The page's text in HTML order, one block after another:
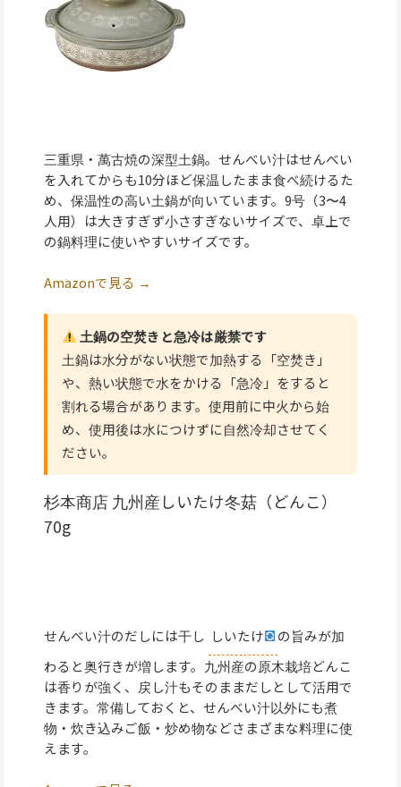
三重県・萬古焼の深型土鍋。せんべい汁はせんべい
を入れてからも10分ほど保温したまま食べ続けるた
め、保温性の高い土鍋が向いています。9号（3〜4
人用）は大きすぎず小さすぎないサイズで、卓上で
の鍋料理に使いやすいサイズです。
Amazonで見る →
土鍋の空焚きと急冷は厳禁です
土鍋は水分がない状態で加熱する「空焚き」
や、熱い状態で水をかける「急冷」をすると
割れる場合があります。使用前に中火から始
め、使用後は水につけずに自然冷却させてく
ださい。
杉本商店 九州産しいたけ冬菇（どんこ）
70g
せんべい汁のだしには干し しいたけ
の旨みが加
わると奥行きが増します。九州産の原木栽培どんこ
は香りが強く、戻し汁もそのままだしとして活用で
きます。常備しておくと、せんべい汁以外にも煮
物・炊き込みご飯・炒め物などさまざまな料理に使
えます。